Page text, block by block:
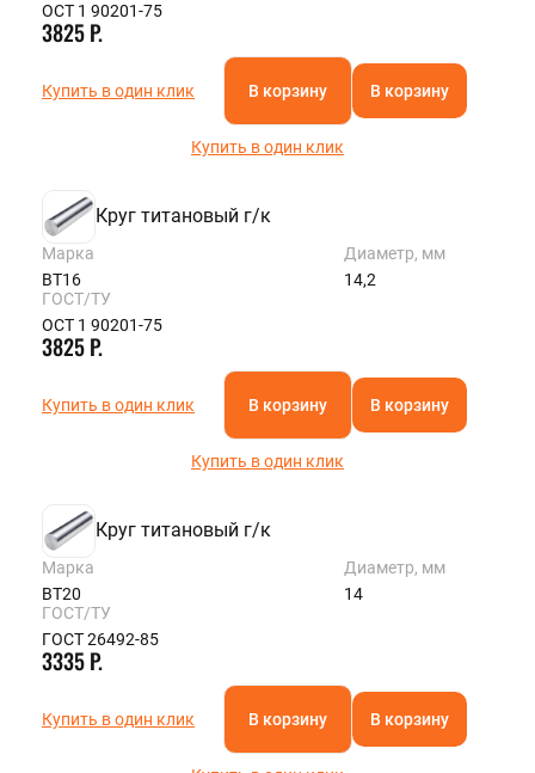
ОСТ 1 90201-75
3825 Р.
Купить в один клик В корзину В корзину
Купить в один клик
Круг титановый г/к
Марка
ВТ16
Диаметр, мм
14,2
ГОСТ/ТУ
ОСТ 1 90201-75
3825 Р.
Купить в один клик В корзину В корзину
Купить в один клик
Круг титановый г/к
Марка
ВТ20
Диаметр, мм
14
ГОСТ/ТУ
ГОСТ 26492-85
3335 Р.
Купить в один клик В корзину В корзину